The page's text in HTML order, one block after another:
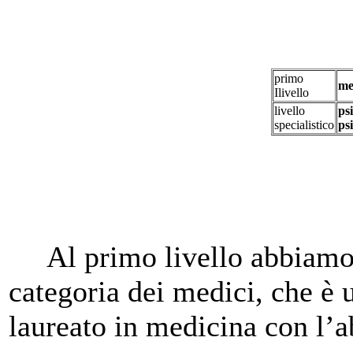
primo
Ilivello
livello
specialistico
Al primo livello abbiamo
categoria dei medici, che è
laureato in medicina con